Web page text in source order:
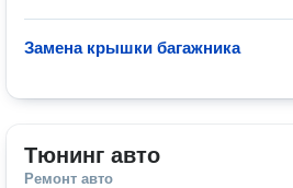
Замена крышки багажника
Тюнинг авто
Ремонт авто